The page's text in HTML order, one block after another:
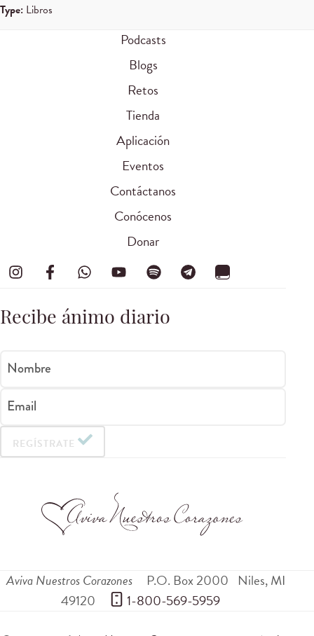
Type: Libros
Podcasts
Blogs
Retos
Tienda
Aplicación
Eventos
Contáctanos
Conócenos
Donar
Recibe ánimo diario
Nombre
Email
REGÍSTRATE
Aviva Nuestros Corazones P.O. Box 2000 Niles,MI
49120
1-800-569-5959